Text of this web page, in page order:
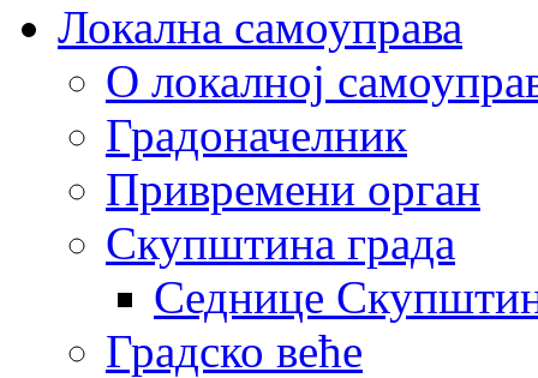
Локална самоуправа
О локалној
Градоначелник
Привремени орган
Скупштина града
Седнице
Градско веће